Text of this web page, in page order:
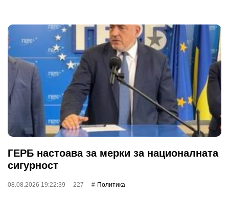
ГЕРБ настоава за мерки за националната
сигурност
08.08.2026 19:22:39 227 Политика